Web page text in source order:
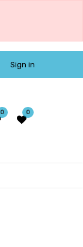
Sign in
0 0